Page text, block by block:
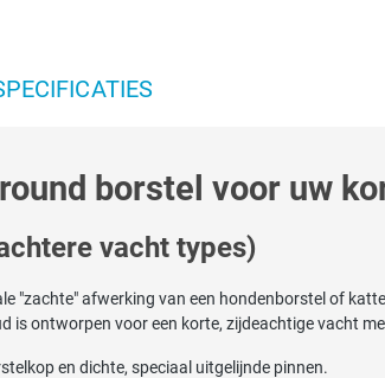
borstel voor uw
vacht types)
"zachte" afwerking van een hondenborstel of
is ontworpen voor een korte, zijdeachtige vacht
en dichte, speciaal uitgelijnde pinnen.